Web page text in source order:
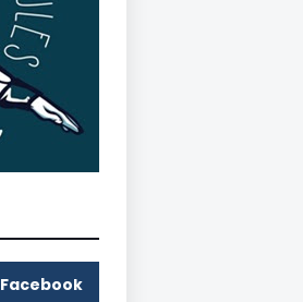
Facebook